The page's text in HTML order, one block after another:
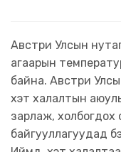
Австри Улсын
агаарын
байна. Австри
хэт халалтын
зарлаж, холбогдох
байгууллагуудад